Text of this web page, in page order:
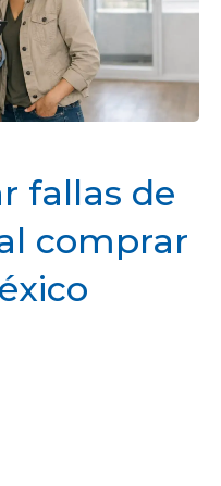
fallas de
comprar